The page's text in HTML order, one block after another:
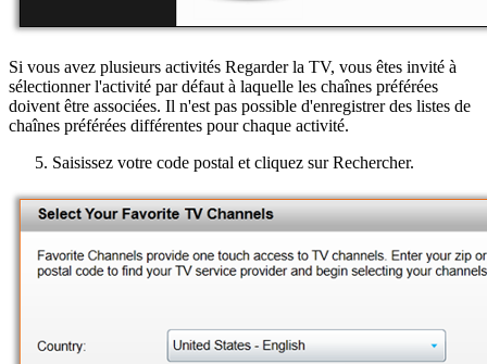
Si vous avez plusieurs activités Regarder la TV, vous êtes invité à
sélectionner l'activité par défaut à laquelle les chaînes préférées
doivent être associées. Il n'est pas possible d'enregistrer des listes de
chaînes préférées différentes pour chaque activité.
Saisissez votre code postal et cliquez sur Rechercher.